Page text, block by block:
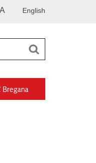
English
A
Bregana